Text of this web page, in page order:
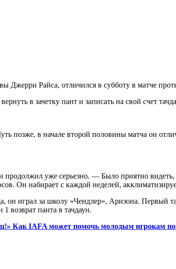
Джерри Райса, отличился в субботу в матче
в зачетку пант и записать на свой счет
позже, в начале второй половины матча он
продолжил уже серьезно. — Было приятно
Он набирает с каждой неделей,
он играл за школу «Чендлер», Аризона. Первый
возврат панта в тачдаун.
Как IAFA может помочь молодым игрокам